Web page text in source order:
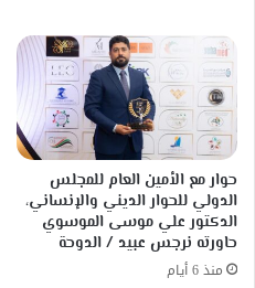
حوار مع الأمين العام للمجلس
الدولي للحوار الديني والإنساني،
الدكتور علي موسى الموسوي
حاورته نرجس عبيد / الدوحة
منذ 6 أيام